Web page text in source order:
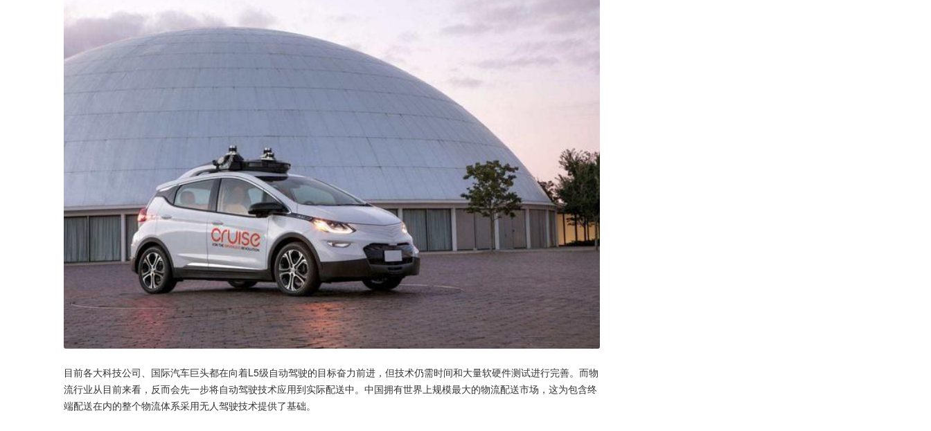
目前各大科技公司、国际汽车巨头都在向着L5级自动驾驶的目标奋力前进，但技术仍需时间和大量软硬件测试进行完善。而物
流行业从目前来看，反而会先一步将自动驾驶技术应用到实际配送中。中国拥有世界上规模最大的物流配送市场，这为包含终
端配送在内的整个物流体系采用无人驾驶技术提供了基础。